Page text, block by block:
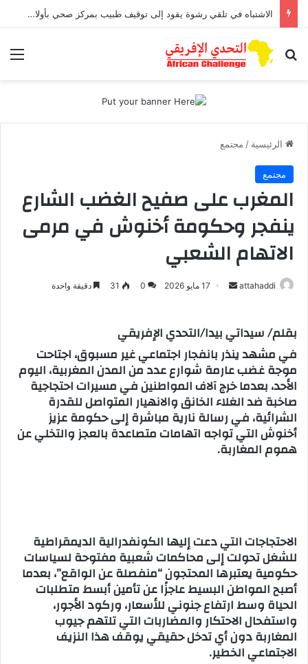
الاشتباه في تلقي رشوة يقود إلى توقيف طبيب بمركز صحي بأولاد افرج
بحث عن
الرئيسية / مجتمع
مجتمع
المغرب على صفيح الغضب الشارع
ينفجر وحكومة أخنوش في مرمى
الاتهام الشعبي
attahaddi
ل
ب
ر
ي
د
ا
إ
ل
ي
17 مايو 2026 0
31 دقيقة واحدة
بقلم/ سيداتي بيدا/التحدي الإفريقي
في مشهد ينذر بانفجار اجتماعي غير مسبوق، اجتاحت
موجة غضب عارمة شوارع عدد من المدن المغربية، اليوم
الأحد، بعدما خرج آلاف المواطنين في مسيرات احتجاجية
صاخبة ضد الغلاء الخانق والانهيار المتواصل للقدرة
الشرائية، في رسالة نارية مباشرة إلى حكومة عزيز
أخنوش التي تواجه اتهامات متصاعدة بالعجز والتخلي عن
هموم المغاربة.
الاحتجاجات التي دعت إليها الكونفدرالية الديمقراطية
للشغل تحولت إلى محاكمات شعبية مفتوحة لسياسات
حكومية يعتبرها المحتجون “منفصلة عن الواقع”، بعدما
أصبح المواطن البسيط عاجزًا عن تأمين أبسط متطلبات
الحياة وسط ارتفاع جنوني للأسعار، وركود الأجور،
واستفحال الاحتكار والمضاربات التي تلتهم جيوب
المغاربة دون أي تدخل حقيقي يوقف هذا النزيف
الاجتماعي الخطير.